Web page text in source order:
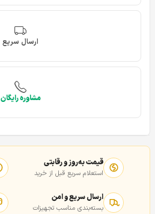
ارسال سریع
مشاوره رایگان
قیمت به‌روز و رقابتی
استعلام سریع قبل از خرید
ارسال سریع و امن
بسته‌بندی مناسب تجهیزات